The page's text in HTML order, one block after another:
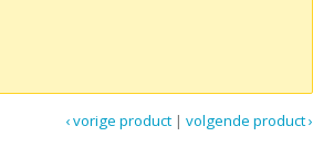
volgende product ›
|
‹ vorige product